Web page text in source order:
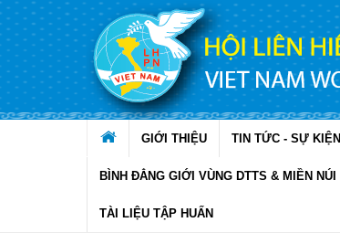
Truy cập nội dung luôn
GIỚI THIỆU TIN TỨC - SỰ KIỆN
BÌNH ĐẲNG GIỚI VÙNG DTTS & MIỀN NÚI
TÀI LIỆU TẬP HUẤN